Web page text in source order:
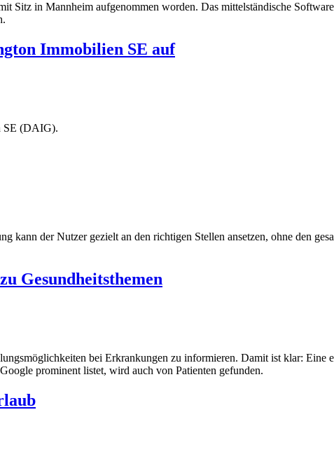
Sitz in Mannheim aufgenommen worden. Das mittelständische
Immobilien SE auf
SE (DAIG).
der Nutzer gezielt an den richtigen Stellen ansetzen, ohne den
Gesundheitsthemen
bei Erkrankungen zu informieren. Damit ist klar: Eine
prominent listet, wird auch von Patienten gefunden.